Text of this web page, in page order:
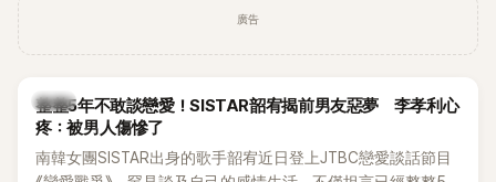
廣告
韓星
整整5年不敢談戀愛！SISTAR韶宥揭前男友惡夢 李孝利心
疼：被男人傷慘了
南韓女團SISTAR出身的歌手韶宥近日登上JTBC戀愛談話節目